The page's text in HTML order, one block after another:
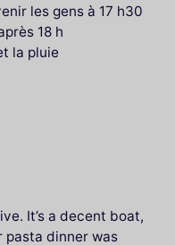
les gens à 17 h30
18 h
la pluie
It’s a decent boat,
pasta dinner was